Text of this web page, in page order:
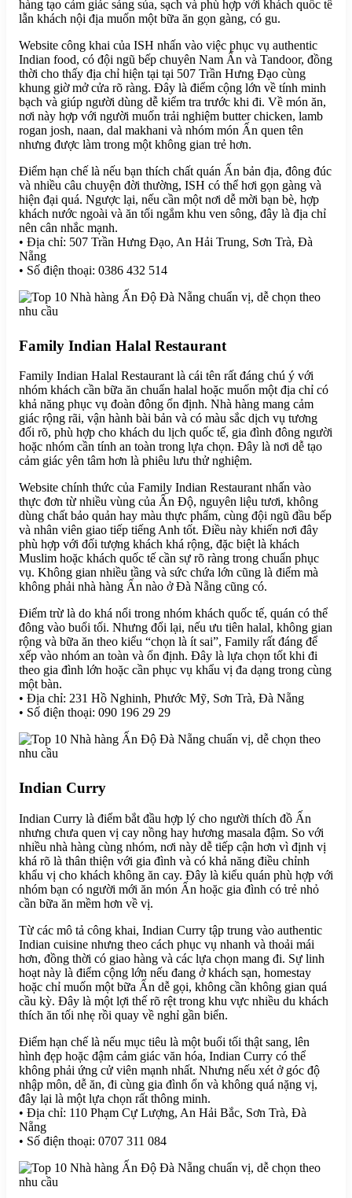
hàng tạo cảm giác sáng sủa, sạch và phù hợp với khách quốc tế
lẫn khách nội địa muốn một bữa ăn gọn gàng, có gu.
Website công khai của ISH nhấn vào việc phục vụ authentic
Indian food, có đội ngũ bếp chuyên Nam Ấn và Tandoor, đồng
thời cho thấy địa chỉ hiện tại tại 507 Trần Hưng Đạo cùng
khung giờ mở cửa rõ ràng. Đây là điểm cộng lớn về tính minh
bạch và giúp người dùng dễ kiểm tra trước khi đi. Về món ăn,
nơi này hợp với người muốn trải nghiệm butter chicken, lamb
rogan josh, naan, dal makhani và nhóm món Ấn quen tên
nhưng được làm trong một không gian trẻ hơn.
Điểm hạn chế là nếu bạn thích chất quán Ấn bản địa, đông đúc
và nhiều câu chuyện đời thường, ISH có thể hơi gọn gàng và
hiện đại quá. Ngược lại, nếu cần một nơi dễ mời bạn bè, hợp
khách nước ngoài và ăn tối ngắm khu ven sông, đây là địa chỉ
nên cân nhắc mạnh.
• Địa chỉ: 507 Trần Hưng Đạo, An Hải Trung, Sơn Trà, Đà
Nẵng
• Số điện thoại: 0386 432 514
Family Indian Halal Restaurant
Family Indian Halal Restaurant là cái tên rất đáng chú ý với
nhóm khách cần bữa ăn chuẩn halal hoặc muốn một địa chỉ có
khả năng phục vụ đoàn đông ổn định. Nhà hàng mang cảm
giác rộng rãi, vận hành bài bản và có màu sắc dịch vụ tương
đối rõ, phù hợp cho khách du lịch quốc tế, gia đình đông người
hoặc nhóm cần tính an toàn trong lựa chọn. Đây là nơi dễ tạo
cảm giác yên tâm hơn là phiêu lưu thử nghiệm.
Website chính thức của Family Indian Restaurant nhấn vào
thực đơn từ nhiều vùng của Ấn Độ, nguyên liệu tươi, không
dùng chất bảo quản hay màu thực phẩm, cùng đội ngũ đầu bếp
và nhân viên giao tiếp tiếng Anh tốt. Điều này khiến nơi đây
phù hợp với đối tượng khách khá rộng, đặc biệt là khách
Muslim hoặc khách quốc tế cần sự rõ ràng trong chuẩn phục
vụ. Không gian nhiều tầng và sức chứa lớn cũng là điểm mà
không phải nhà hàng Ấn nào ở Đà Nẵng cũng có.
Điểm trừ là do khá nổi trong nhóm khách quốc tế, quán có thể
đông vào buổi tối. Nhưng đổi lại, nếu ưu tiên halal, không gian
rộng và bữa ăn theo kiểu “chọn là ít sai”, Family rất đáng để
xếp vào nhóm an toàn và ổn định. Đây là lựa chọn tốt khi đi
theo gia đình lớn hoặc cần phục vụ khẩu vị đa dạng trong cùng
một bàn.
• Địa chỉ: 231 Hồ Nghinh, Phước Mỹ, Sơn Trà, Đà Nẵng
• Số điện thoại: 090 196 29 29
Indian Curry
Indian Curry là điểm bắt đầu hợp lý cho người thích đồ Ấn
nhưng chưa quen vị cay nồng hay hương masala đậm. So với
nhiều nhà hàng cùng nhóm, nơi này dễ tiếp cận hơn vì định vị
khá rõ là thân thiện với gia đình và có khả năng điều chỉnh
khẩu vị cho khách không ăn cay. Đây là kiểu quán phù hợp với
nhóm bạn có người mới ăn món Ấn hoặc gia đình có trẻ nhỏ
cần bữa ăn mềm hơn về vị.
Từ các mô tả công khai, Indian Curry tập trung vào authentic
Indian cuisine nhưng theo cách phục vụ nhanh và thoải mái
hơn, đồng thời có giao hàng và các lựa chọn mang đi. Sự linh
hoạt này là điểm cộng lớn nếu đang ở khách sạn, homestay
hoặc chỉ muốn một bữa Ấn dễ gọi, không cần không gian quá
cầu kỳ. Đây là một lợi thế rõ rệt trong khu vực nhiều du khách
thích ăn tối nhẹ rồi quay về nghỉ gần biển.
Điểm hạn chế là nếu mục tiêu là một buổi tối thật sang, lên
hình đẹp hoặc đậm cảm giác văn hóa, Indian Curry có thể
không phải ứng cử viên mạnh nhất. Nhưng nếu xét ở góc độ
nhập môn, dễ ăn, đi cùng gia đình ổn và không quá nặng vị,
đây lại là một lựa chọn rất thông minh.
• Địa chỉ: 110 Phạm Cự Lượng, An Hải Bắc, Sơn Trà, Đà
Nẵng
• Số điện thoại: 0707 311 084